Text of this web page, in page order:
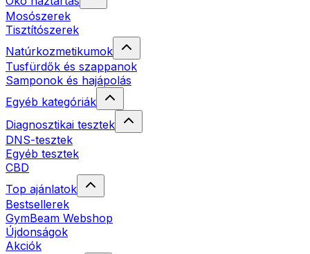
Mosószerek
Tisztítószerek
Natúrkozmetikumok
Tusfürdők és szappanok
Samponok és hajápolás
Egyéb kategóriák
Diagnosztikai tesztek
DNS-tesztek
Egyéb tesztek
CBD
Top ajánlatok
Bestsellerek
GymBeam Webshop
Újdonságok
Akciók